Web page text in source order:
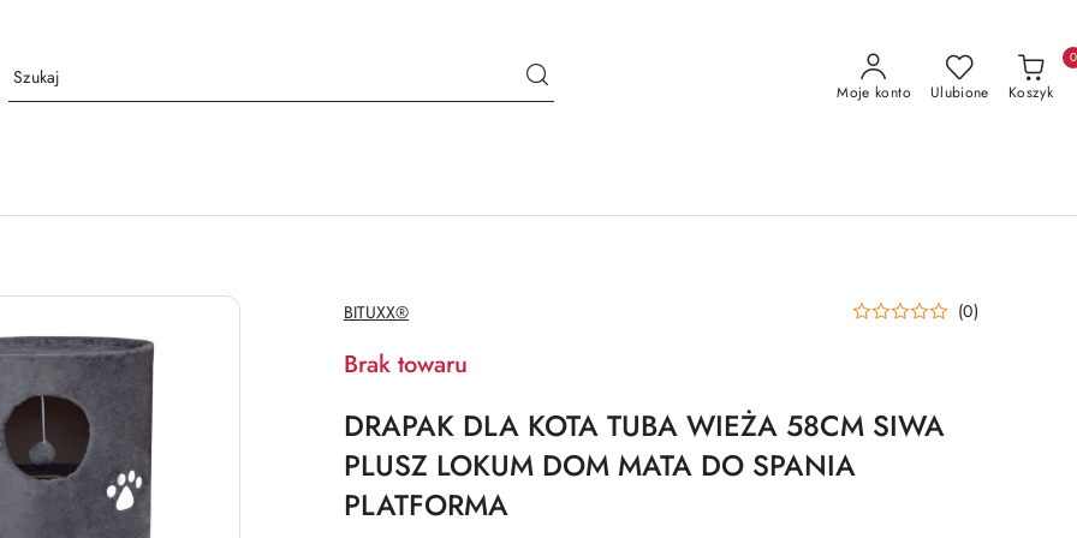
Moje konto Ulubione Koszyk
0
NAZWA
PRODUCENTA:
BITUXX® (0)
Brak towaru
DRAPAK DLA KOTA TUBA WIEŻA 58CM SIWA
PLUSZ LOKUM DOM MATA DO SPANIA
PLATFORMA